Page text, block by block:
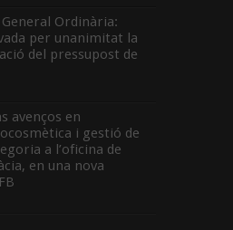
General Ordinària:
per unanimitat la
del pressupost de
avenços en
i gestió de
a l’oficina de
en una nova